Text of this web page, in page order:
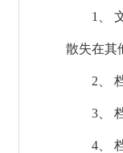
1、
散失在其
2、
3、
4、